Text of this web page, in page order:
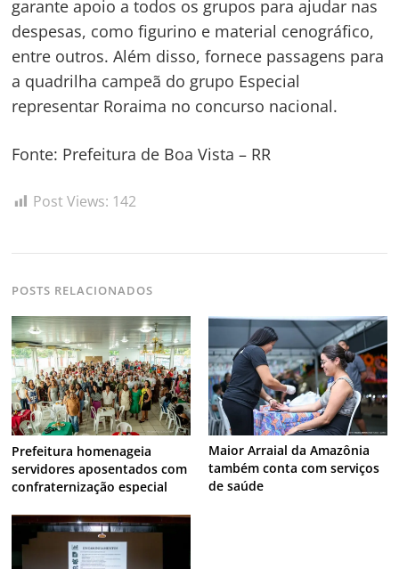
garante apoio a todos os grupos para ajudar nas
despesas, como figurino e material cenográfico,
entre outros. Além disso, fornece passagens para
a quadrilha campeã do grupo Especial
representar Roraima no concurso nacional.
Fonte: Prefeitura de Boa Vista – RR
Post Views: 142
POSTS RELACIONADOS
Prefeitura homenageia
servidores aposentados com
confraternização especial
Maior Arraial da Amazônia
também conta com serviços
de saúde